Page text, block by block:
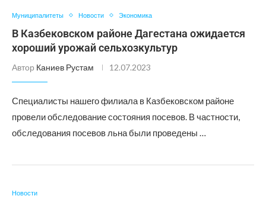
Муниципалитеты Новости Экономика
В Казбековском районе Дагестана ожидается
хороший урожай сельхозкультур
Автор Каниев Рустам 12.07.2023
Специалисты нашего филиала в Казбековском районе
провели обследование состояния посевов. В частности,
обследования посевов льна были проведены …
Новости